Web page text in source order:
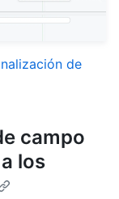
de
campo
los